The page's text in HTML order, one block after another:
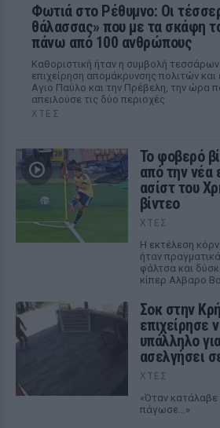
Φωτιά στο Ρέθυμνο: Οι
θάλασσας» που με τα σκάφη
πάνω από 100 ανθρώπους
Καθοριστική ήταν η συμβολή
επιχείρηση απομάκρυνσης πολιτών
Αγιο Παύλο και την Πρέβελη, την ώρα
απειλούσε τις δύο περιοχές
ΧΤΕΣ
Το φοβερό
από την νέα
ασίστ του
βίντεο
ΧΤΕΣ
Η εκτέλεση
ήταν
φάλτσα και
κίπερ Αλβαρο
Σοκ στην
επιχείρησε
υπάλληλο
ασελγήσει
ΧΤΕΣ
«Όταν κατάλαβε
πάγωσε...»